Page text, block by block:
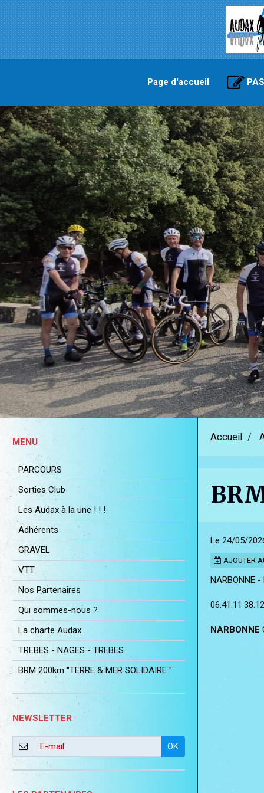
Page d'accueil
Accueil
Le 24/05/
AJOUTER
NARBONNE -
NARBONNE
MENU
PARCOURS
Sorties Club
Les Audax à la une ! ! !
Adhérents
GRAVEL
VTT
Nos Partenaires
Qui sommes-nous ?
La charte Audax
TREBES - NAGES - TREBES
BRM 200km "TERRE & MER SOLIDAIRE "
NEWSLETTER
OK